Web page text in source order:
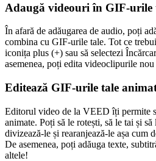
Adaugă videouri în GIF-urile
În afară de adăugarea de audio, poți
combina cu GIF-urile tale. Tot ce
iconița plus (+) sau să selectezi
asemenea, poți edita videoclipurile nou
Editează GIF-urile tale
Editorul video de la VEED îți permite
animate. Poți să le rotești, să le tai și
divizează-le și rearanjează-le așa cum
De asemenea, poți adăuga texte,
altele!